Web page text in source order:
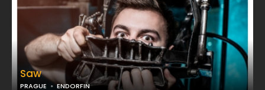
Saw
PRAGUE ENDORFIN